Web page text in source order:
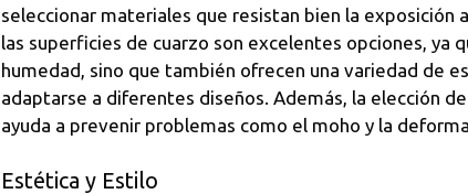
seleccionar materiales que resistan bien la exposición
las superficies de cuarzo son excelentes opciones, ya
humedad, sino que también ofrecen una variedad de
adaptarse a diferentes diseños. Además, la elección
ayuda a prevenir problemas como el moho y la
Estética y Estilo